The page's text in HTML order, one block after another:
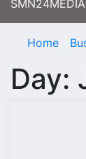
SMN24MEDIA
Home
Day: